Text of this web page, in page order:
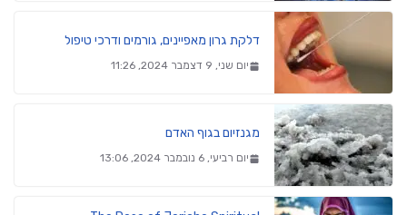
דלקת גרון מאפיינים, גורמים ודרכי טיפול
יום שני, 9 דצמבר 2024, 11:26
מגנזיום בגוף האדם
יום רביעי, 6 נובמבר 2024, 13:06